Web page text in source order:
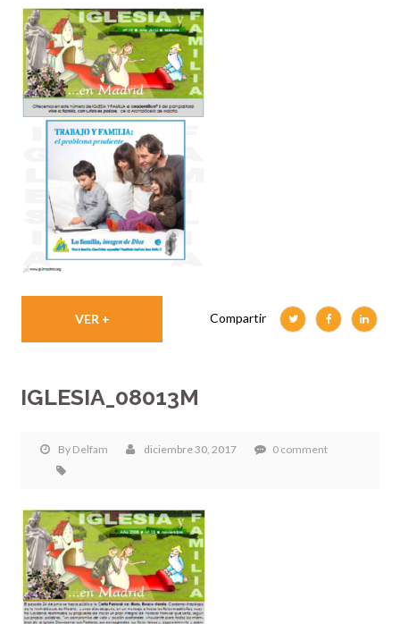
VER + Compartir
IGLESIA_08013M
By Delfam diciembre 30, 2017 0 comment